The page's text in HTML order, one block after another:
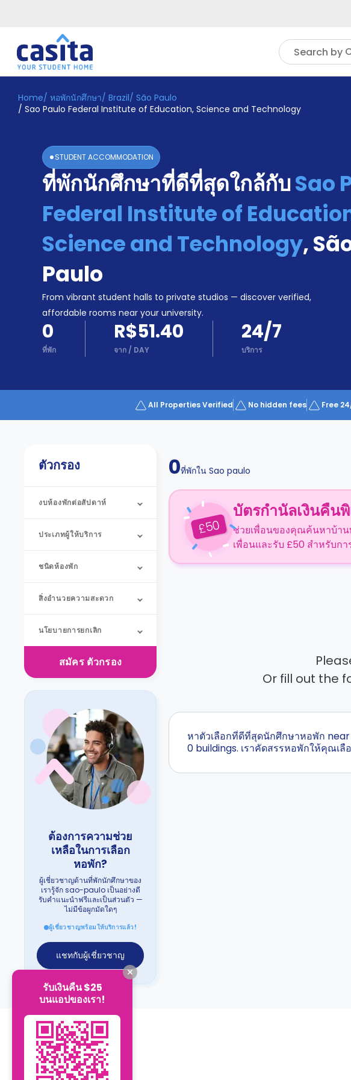
Search by
Home TH BRL
Booking
Accommodation
Become
Partner
Support
Phone
support
Contact
Home/ หอพักนักศึกษา/ Brazil/ São Paulo
/ Sao Paulo Federal Institute of Education, Science and Technology
STUDENT ACCOMMODATION
ที่พักนักศึกษาที่ดีที่สุดใกล้กับSao
Federal Institute of
Science and Technology,
Paulo
From vibrant student halls to private studios — discover verified,
affordable rooms near your university.
0
ที่พัก
R$51.40
จาก / DAY
24/7
บริการ
All Properties Verified No hidden fees Free
ตัวกรอง
งบห้องพักต่อสัปดาห์
ประเภทผู้ให้บริการ
ชนิดห้องพัก
สิ่งอำนวยความสะดวก
นโยบายการยกเลิก
สมัคร ตัวกรอง
ต้องการความช่วย
เหลือในการเลือก
หอพัก?
ผู้เชี่ยวชาญด้านที่พักนักศึกษาของ
เรารู้จัก sao-paulo เป็นอย่างดี
รับคำแนะนำฟรีและเป็นส่วนตัว —
ไม่มีข้อผูกมัดใดๆ
ผู้เชี่ยวชาญพร้อมให้บริการแล้ว!
แชทกับผู้เชี่ยวชาญ
0ที่พักใน Sao paulo
£50
บัตรกำนัลเงินคืน
ช่วยเพื่อนของคุณค้นหาบ้าน
เพื่อนและรับ £50 สำหรับกา
Or fill out the
หาตัวเลือกที่ดีที่สุดนักศึกษาหอพัก
0 buildings. เราคัดสรรหอพักให้คุณเ
รับเงินคืน $25
บนแอปของเรา!